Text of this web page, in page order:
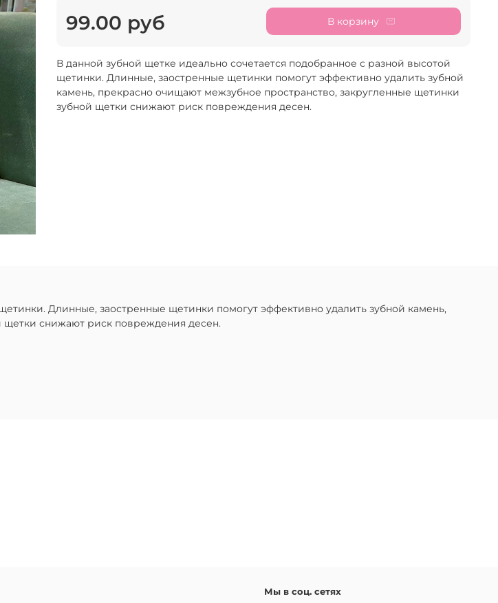
99.00 руб В корзину
В данной зубной щетке идеально сочетается подобранное с разной высотой
щетинки. Длинные, заостренные щетинки помогут эффективно удалить зубной
камень, прекрасно очищают межзубное пространство, закругленные щетинки
зубной щетки снижают риск повреждения десен.
Длинные, заостренные щетинки помогут эффективно удалить зубной камень,
щетки снижают риск повреждения десен.
Мы в соц. сетях